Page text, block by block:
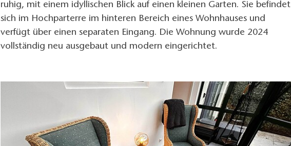
ruhig, mit einem idyllischen Blick auf einen kleinen Garten. Sie befindet
sich im Hochparterre im hinteren Bereich eines Wohnhauses und
verfügt über einen separaten Eingang. Die Wohnung wurde 2024
vollständig neu ausgebaut und modern eingerichtet.